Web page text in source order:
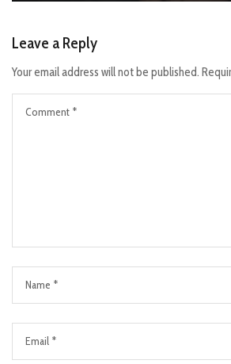
Leave a Reply
Your email address will not be published.